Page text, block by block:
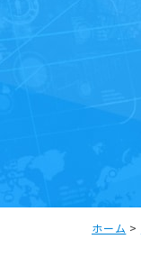
ホーム >